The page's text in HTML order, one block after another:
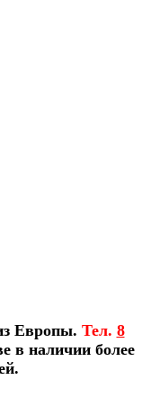
Европы. Тел. 8
в наличии более